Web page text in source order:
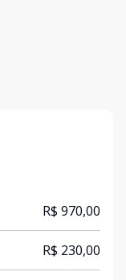
R$ 970,00
R$ 230,00